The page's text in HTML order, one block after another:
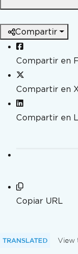
Compartir
Compartir en
Compartir en
Compartir en
Copiar URL
TRANSLATED View